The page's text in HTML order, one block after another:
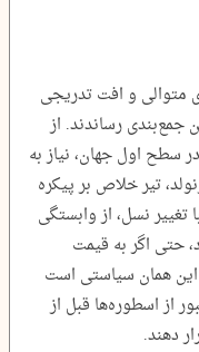
متوالی و افت تدریجی
جمع‌بندی رساندند. از
سطح اول جهان، نیاز به
تیر خلاص بر پیکره‌
نسل، از وابستگی
حتی اگر به قیمت
این همان سیاستی است
از اسطوره‌ها قبل از
دهند.